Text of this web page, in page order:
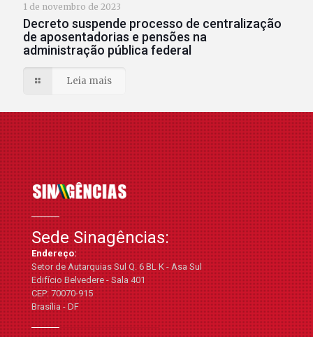
1 de novembro de 2023
Decreto suspende processo de centralização
de aposentadorias e pensões na
administração pública federal
Leia mais
Sede Sinagências:
Endereço:
Setor de Autarquias Sul Q. 6 BL K - Asa Sul
Edifício Belvedere - Sala 401
CEP: 70070-915
Brasília - DF